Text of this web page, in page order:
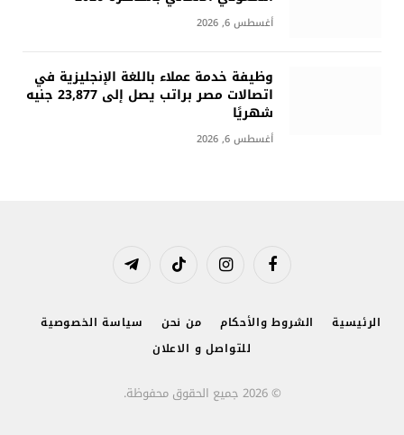
أغسطس 6, 2026
وظيفة خدمة عملاء باللغة الإنجليزية في
اتصالات مصر براتب يصل إلى 23,877 جنيه
شهريًا
أغسطس 6, 2026
فيسبوك الانستغرامتيكتوك تيلقرام
الرئيسية الشروط والأحكام من نحن
سياسة الخصوصية
للتواصل و الاعلان
© 2026 جميع الحقوق محفوظة.